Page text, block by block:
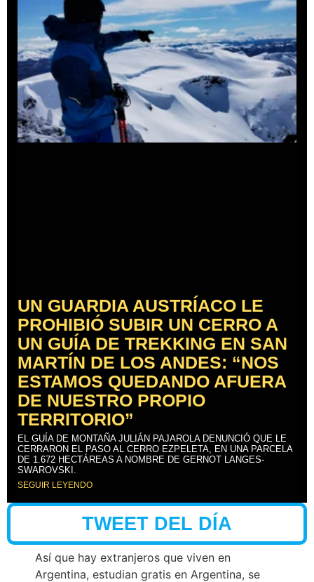
UN GUARDIA AUSTRÍACO LE
PROHIBIÓ SUBIR UN CERRO A
UN GUÍA DE TREKKING EN SAN
MARTÍN DE LOS ANDES: “NOS
ESTAMOS QUEDANDO AFUERA
DE NUESTRO PROPIO
TERRITORIO”
EL GUÍA DE MONTAÑA JULIÁN PAJAROLA DENUNCIÓ QUE LE
CERRARON EL PASO AL CERRO EZPELETA, EN UNA PARCELA
DE 1.672 HECTÁREAS A NOMBRE DE GERNOT LANGES-
SWAROVSKI.
SEGUIR LEYENDO
TWEET DEL DÍA
Así que hay extranjeros que viven en
Argentina, estudian gratis en Argentina, se